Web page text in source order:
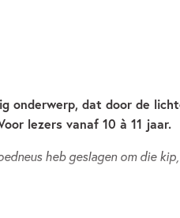
onderwerp, dat door de
lezers vanaf 10 à 11 jaar.
heb geslagen om die